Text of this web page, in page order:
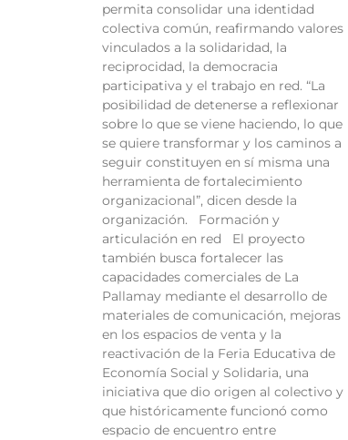
permita consolidar una identidad
colectiva común, reafirmando valores
vinculados a la solidaridad, la
reciprocidad, la democracia
participativa y el trabajo en red. “La
posibilidad de detenerse a reflexionar
sobre lo que se viene haciendo, lo que
se quiere transformar y los caminos a
seguir constituyen en sí misma una
herramienta de fortalecimiento
organizacional”, dicen desde la
organización. Formación y
articulación en red El proyecto
también busca fortalecer las
capacidades comerciales de La
Pallamay mediante el desarrollo de
materiales de comunicación, mejoras
en los espacios de venta y la
reactivación de la Feria Educativa de
Economía Social y Solidaria, una
iniciativa que dio origen al colectivo y
que históricamente funcionó como
espacio de encuentro entre